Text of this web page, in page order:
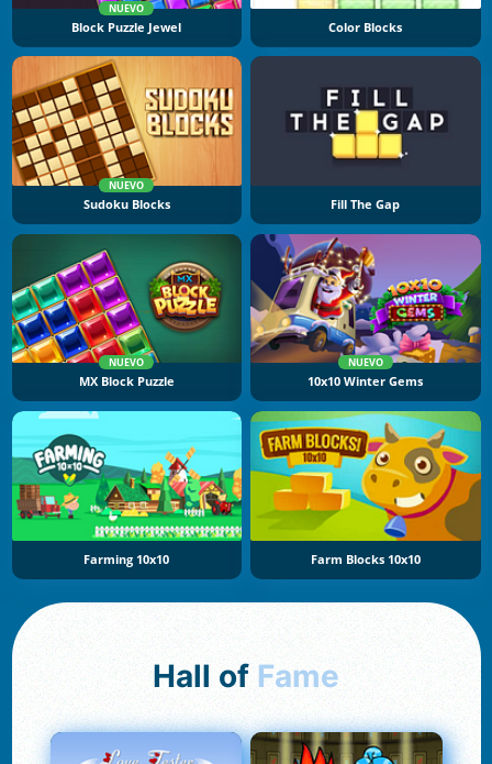
NUEVO
Block Puzzle Jewel Color Blocks
NUEVO
Sudoku Blocks Fill The Gap
NUEVO
MX Block Puzzle
NUEVO
10x10 Winter Gems
Farming 10x10 Farm Blocks 10x10
Hall of Fame